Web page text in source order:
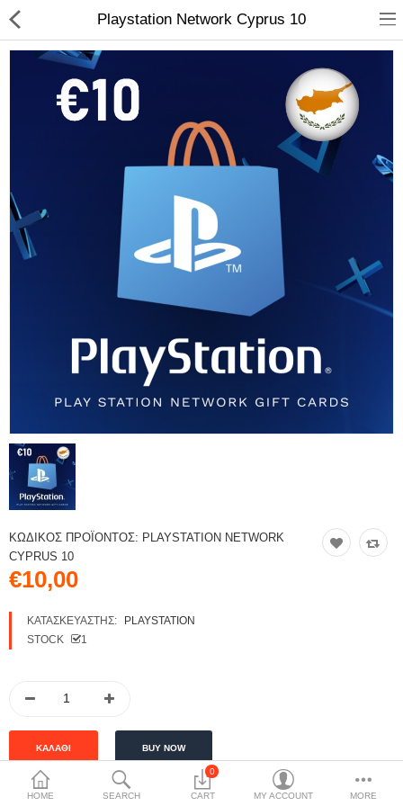
Λίστα Αγαπημένων
Languages
HOME SEARCH
0
CART MY ACCOUNT MORE
Playstation Network Cyprus 10
ΚΩΔΙΚΌΣ ΠΡΟΪΌΝΤΟΣ: PLAYSTATION NETWORK
CYPRUS 10
€10,00
ΚΑΤΑΣΚΕΥΑΣΤΉΣ:
PLAYSTATION
STOCK
1